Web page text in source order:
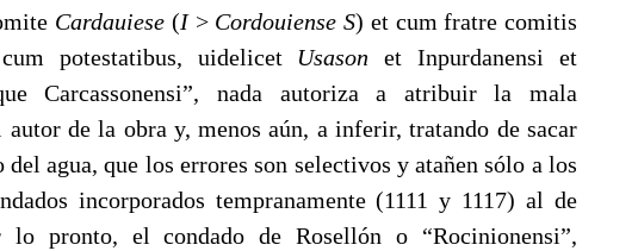
Cardauiese (I > Cordouiense S) et cum fratre comitis
potestatibus, uidelicet Usasonet Inpurdanensi et
Carcassonensi”, nada autoriza
a atribuir la mala
de la obra y, menos aún, a inferir, tratando de sacar
del agua, que los errores son selectivos y atañen sólo a los
incorporados tempranamente (1111 y 1117) al de
lo pronto, el condado de Rosellón o “Rocinionensi”,